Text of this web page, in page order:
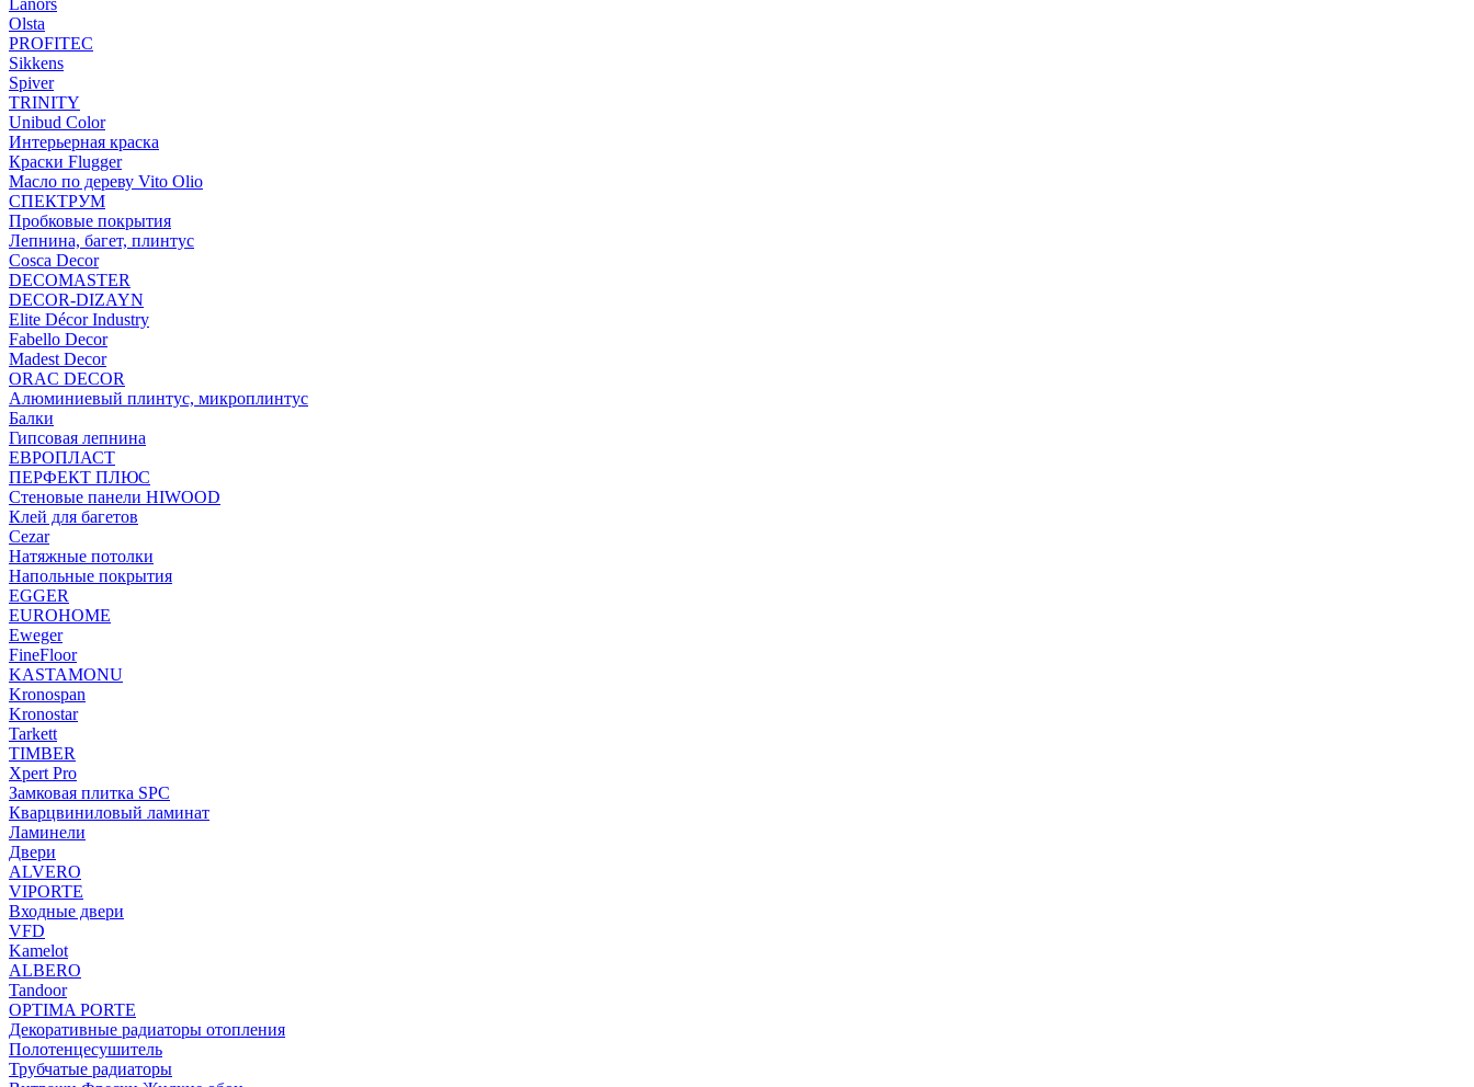
Olsta
PROFITEC
Sikkens
Spiver
TRINITY
Unibud Color
Интерьерная краска
Краски Flugger
Масло по дереву Vito Olio
СПЕКТРУМ
Пробковые покрытия
Лепнина, багет, плинтус
Cosca Decor
DECOMASTER
DECOR-DIZAYN
Elite Décor Industry
Fabello Decor
Madest Decor
ORAC DECOR
Алюминиевый плинтус, микроплинтус
Балки
Гипсовая лепнина
ЕВРОПЛАСТ
ПЕРФЕКТ ПЛЮС
Стеновые панели HIWOOD
Клей для багетов
Cezar
Натяжные потолки
Напольные покрытия
EGGER
EUROHOME
Eweger
FineFloor
KASTAMONU
Kronospan
Kronostar
Tarkett
TIMBER
Xpert Pro
Замковая плитка SPC
Кварцвиниловый ламинат
Ламинели
Двери
ALVERO
VIPORTE
Входные двери
VFD
Kamelot
ALBERO
Tandoor
OPTIMA PORTE
Декоративные радиаторы отопления
Полотенцесушитель
Трубчатые радиаторы